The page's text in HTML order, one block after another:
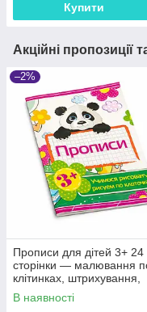
Купити
Акційні пропозиції
–2%
Прописи для дітей 3+ 24
сторінки — малювання
клітинках, штрихування,
розвиток моторики та
підготовка до письма
В наявності